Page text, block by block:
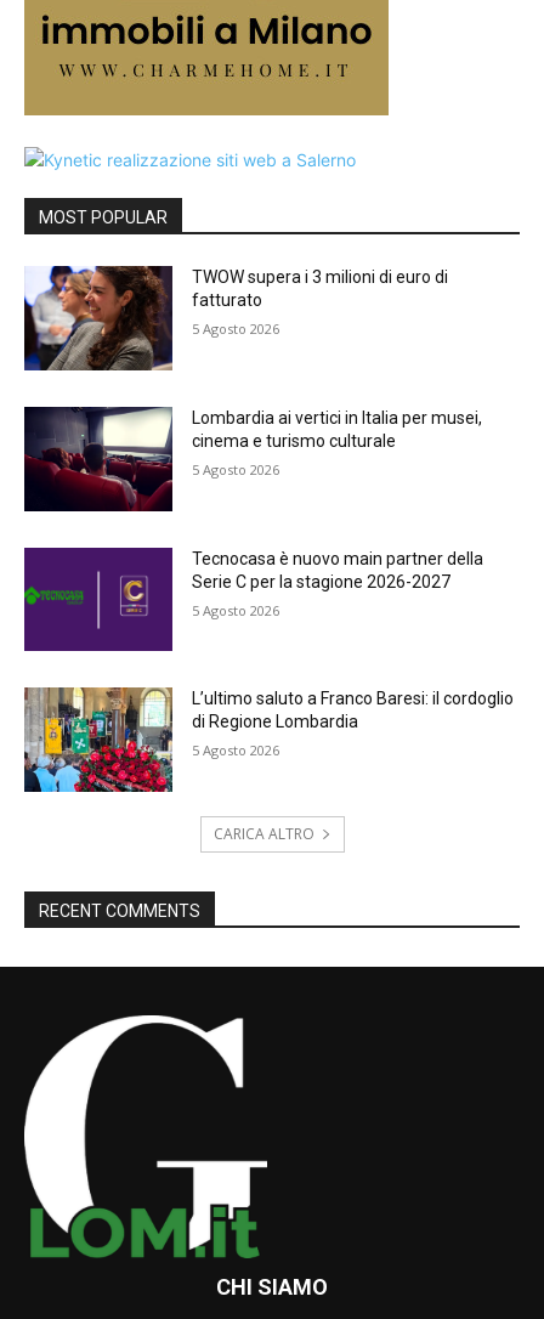
MOST POPULAR
TWOW supera i 3 milioni di euro di
fatturato
5 Agosto 2026
Lombardia ai vertici in Italia per musei,
cinema e turismo culturale
5 Agosto 2026
Tecnocasa è nuovo main partner della
Serie C per la stagione 2026-2027
5 Agosto 2026
L’ultimo saluto a Franco Baresi: il cordoglio
di Regione Lombardia
5 Agosto 2026
CARICA ALTRO
RECENT COMMENTS
CHI SIAMO